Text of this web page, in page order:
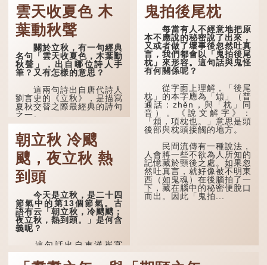
雲天收夏色 木
葉動秋聲
關於立秋，有一句經典
名句「雲天收夏色，木葉動
秋聲」，出自哪位詩人手
筆？又有怎樣的意思？
這兩句詩出自唐代詩人
劉言史的《立秋》，是描寫
夏秋交替之際最經典的詩句
之一。
《立秋》全詩如下：
茲晨戒流火，商飆早已
驚。 雲天收夏色，木
葉動秋聲。
詩的前兩句寫的是：這
一天早晨，天上的「流火」
（指大火星，象徵暑氣）開
始消退，涼爽的秋風（商
飆，即西風）已經悄然吹
起。後兩句，便是全詩的靈
魂...
朝立秋 冷颼
颼，夜立秋 熱
到頭
今天是立秋，是二十四
節氣中的第13個節氣。古
語有云「朝立秋，冷颼颼；
夜立秋，熱到頭。」是何含
義呢？
這句話出自東漢崔寔
《四民月令》：「朝立秋，
冷颼颼；夜立秋，熱到
鬼拍後尾枕
每當有人不經意地把原
本不應說的秘密說了出來，
又或者做了壞事後忽然吐真
言，我們都會以「鬼拍後尾
枕」來形容。這句話與鬼怪
有何關係呢？
從字面上理解，「後尾
枕」的本字應為「䪴」（普
通話：zhěn，與「枕」同
音）。《說文解字》：
「䪴，項枕也。」意思是頭
後部與枕頭接觸的地方。
民間流傳有一種說法，
人會將一些不欲為人所知的
記憶藏於頸後之處。如果忽
然吐真言，就好像被不明東
西（如鬼魂）在後腦拍了一
下，藏在腦中的秘密便脫口
而出。因此「鬼拍...